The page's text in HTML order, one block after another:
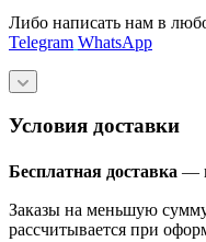
Либо написать нам в
Telegram WhatsApp
Условия доставки
Бесплатная доставка —
Заказы на меньшую
рассчитывается при